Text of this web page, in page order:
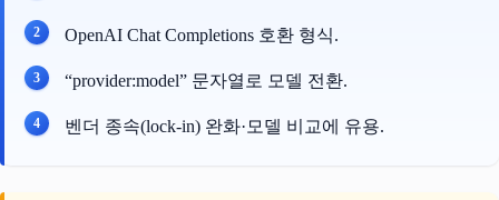
OpenAI Chat Completions 호환 형식.
“provider:model” 문자열로 모델 전환.
벤더 종속(lock-in) 완화·모델 비교에 유용.